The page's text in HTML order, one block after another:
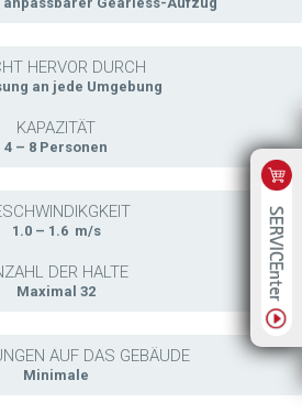
HERVOR DURCH
an jede Umgebung
KAPAZITÄT
4 – 8 Personen
1.0 – 1.6 m/s
DER HALTE
Maximal 32
AUF DAS GEBÄUDE
Minimale